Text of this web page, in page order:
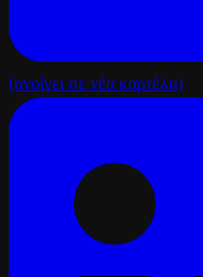
(ανοίγει σε νέα καρτέλα)